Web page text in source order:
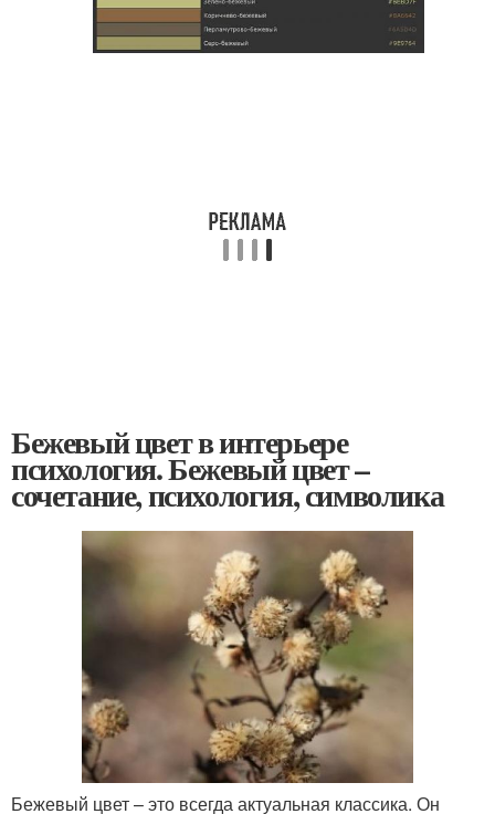
Бежевый цвет в интерьере
психология. Бежевый цвет –
сочетание, психология, символика
Бежевый цвет – это всегда актуальная классика. Он